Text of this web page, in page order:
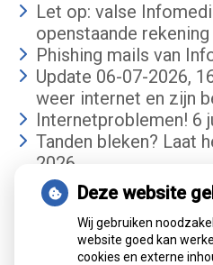
Let op: valse
openstaande rekening
Phishing mails van
Update 06-07-2026,
weer internet en zijn
Internetproblemen! 6
Tanden bleken? Laat
2026
Gemiddelde
Deze website
Wij gebruiken
website goed kan
cookies en externe